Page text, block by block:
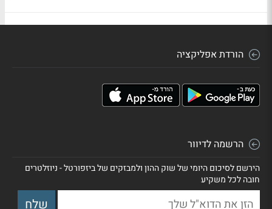
הורדת אפליקציה
הרשמה לדיוור
הירשם לסיכום היומי של שוק ההון ולמבזקים של ביזפורטל - ניוזלטרים
חובה לכל משקיע